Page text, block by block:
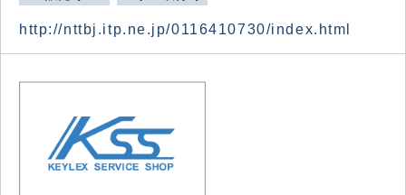
http://nttbj.itp.ne.jp/0116410730/index.html